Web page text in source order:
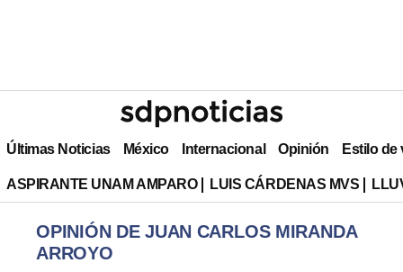
Últimas Noticias México Internacional Opinión Estilo de
ASPIRANTE UNAM AMPARO LUIS CÁRDENAS MVS
OPINIÓN DE JUAN CARLOS MIRANDA
ARROYO